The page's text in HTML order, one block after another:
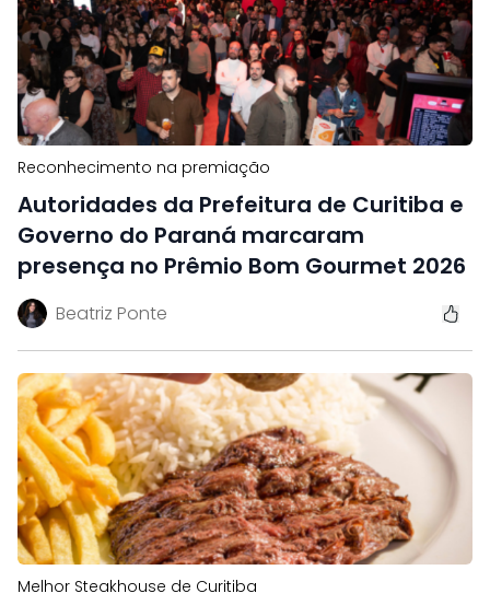
Reconhecimento na premiação
Autoridades da Prefeitura de Curitiba e
Governo do Paraná marcaram
presença no Prêmio Bom Gourmet 2026
Beatriz Ponte
Melhor Steakhouse de Curitiba